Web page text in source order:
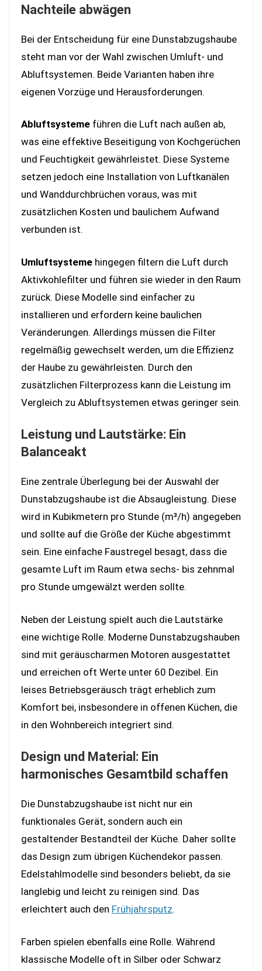
Nachteile abwägen
Bei der Entscheidung für eine Dunstabzugshaube
steht man vor der Wahl zwischen Umluft- und
Abluftsystemen. Beide Varianten haben ihre
eigenen Vorzüge und Herausforderungen.
Abluftsysteme führen die Luft nach außen ab,
was eine effektive Beseitigung von Kochgerüchen
und Feuchtigkeit gewährleistet. Diese Systeme
setzen jedoch eine Installation von Luftkanälen
und Wanddurchbrüchen voraus, was mit
zusätzlichen Kosten und baulichem Aufwand
verbunden ist.
Umluftsysteme hingegen filtern die Luft durch
Aktivkohlefilter und führen sie wieder in den Raum
zurück. Diese Modelle sind einfacher zu
installieren und erfordern keine baulichen
Veränderungen. Allerdings müssen die Filter
regelmäßig gewechselt werden, um die Effizienz
der Haube zu gewährleisten. Durch den
zusätzlichen Filterprozess kann die Leistung im
Vergleich zu Abluftsystemen etwas geringer sein.
Leistung und Lautstärke: Ein
Balanceakt
Eine zentrale Überlegung bei der Auswahl der
Dunstabzugshaube ist die Absaugleistung. Diese
wird in Kubikmetern pro Stunde (m³/h) angegeben
und sollte auf die Größe der Küche abgestimmt
sein. Eine einfache Faustregel besagt, dass die
gesamte Luft im Raum etwa sechs- bis zehnmal
pro Stunde umgewälzt werden sollte.
Neben der Leistung spielt auch die Lautstärke
eine wichtige Rolle. Moderne Dunstabzugshauben
sind mit geräuscharmen Motoren ausgestattet
und erreichen oft Werte unter 60 Dezibel. Ein
leises Betriebsgeräusch trägt erheblich zum
Komfort bei, insbesondere in offenen Küchen, die
in den Wohnbereich integriert sind.
Design und Material: Ein
harmonisches Gesamtbild schaffen
Die Dunstabzugshaube ist nicht nur ein
funktionales Gerät, sondern auch ein
gestaltender Bestandteil der Küche. Daher sollte
das Design zum übrigen Küchendekor passen.
Edelstahlmodelle sind besonders beliebt, da sie
langlebig und leicht zu reinigen sind. Das
erleichtert auch den Frühjahrsputz.
Farben spielen ebenfalls eine Rolle. Während
klassische Modelle oft in Silber oder Schwarz